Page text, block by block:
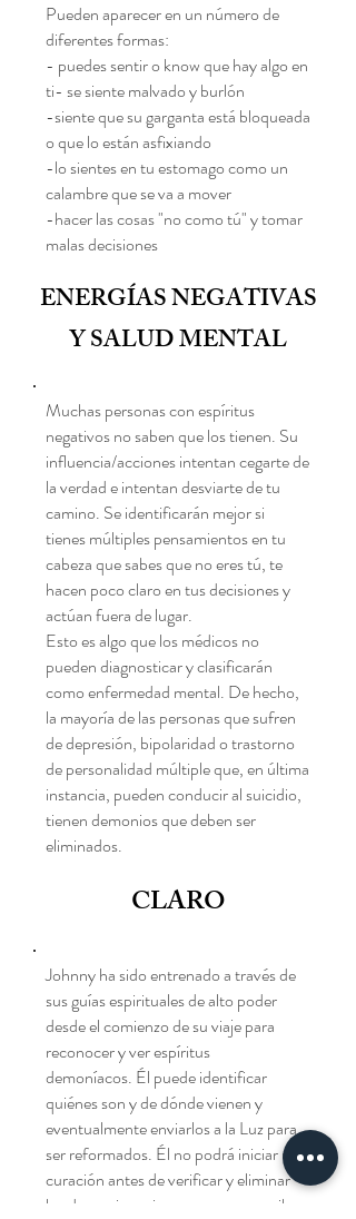
Pueden aparecer en un número de
diferentes formas:
- puedes sentir o know que hay algo en
ti- se siente malvado y burlón
-siente que su garganta está bloqueada
o que lo están asfixiando
-lo sientes en tu estomago como un
calambre que se va a mover
-hacer las cosas "no como tú" y tomar
malas decisiones
ENERGÍAS NEGATIVAS
Y SALUD MENTAL
Muchas personas con espíritus
negativos no saben que los tienen. Su
influencia/acciones intentan cegarte de
la verdad e intentan desviarte de tu
camino. Se identificarán mejor si
tienes múltiples pensamientos en tu
cabeza que sabes que no eres tú, te
hacen poco claro en tus decisiones y
actúan fuera de lugar.
Esto es algo que los médicos no
pueden diagnosticar y clasificarán
como enfermedad mental. De hecho,
la mayoría de las personas que sufren
de depresión, bipolaridad o trastorno
de personalidad múltiple que, en última
instancia, pueden conducir al suicidio,
tienen demonios que deben ser
eliminados.
CLARO
Johnny ha sido entrenado a través de
sus guías espirituales de alto poder
desde el comienzo de su viaje para
reconocer y ver espíritus
demoníacos. Él puede identificar
quiénes son y de dónde vienen y
eventualmente enviarlos a la Luz para
ser reformados. Él no podrá iniciar una
curación antes de verificar y eliminar
los demonios primero para que recibas